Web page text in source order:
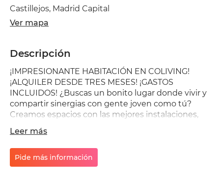
Castillejos, Madrid Capital
Ver mapa
Descripción
¡IMPRESIONANTE HABITACIÓN EN COLIVING!
¡ALQUILER DESDE TRES MESES! ¡GASTOS
INCLUIDOS! ¿Buscas un bonito lugar donde vivir y
compartir sinergias con gente joven como tú?
Creamos espacios con las mejores instalaciones,
sencillo... Atentos a nuestra propuesta de servicios,
todo incluido: - Gastos incluidos (electricidad,
internet, agua, gas) - Limpieza zonas comunes 1
vez a la semana (pasillos, baños, cocina y salón) -
Leer más
Pide más información